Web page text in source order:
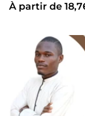
À partir de